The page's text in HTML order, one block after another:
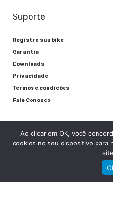
Suporte
Registre sua bike
Garantia
Downloads
Privacidade
Termos e condições
Fale Conosco
Ao clicar em OK, você
cookies no seu dispositivo para